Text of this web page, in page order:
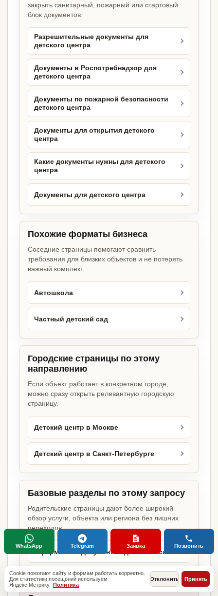
закрыть санитарный, пожарный или стартовый
блок документов.
Разрешительные документы для
детского центра
Документы в Роспотребнадзор для
детского центра
Документы по пожарной безопасности
детского центра
Документы для открытия детского
центра
Какие документы нужны для детского
центра
Документы для детского центра
Похожие форматы бизнеса
Соседние страницы помогают сравнить
требования для близких объектов и не потерять
важный комплект.
Автошкола
Частный детский сад
Городские страницы по этому
направлению
Если объект работает в конкретном городе,
можно сразу открыть релевантную городскую
страницу.
Детский центр в Москве
Детский центр в Санкт-Петербурге
Базовые разделы по этому запросу
Родительские страницы дают более широкий
обзор услуги, объекта или региона без лишних
переходов.
Оформление документов для бизнеса
Cookie помогают сайту и формам работать корректно.
Для статистики посещений используем
Яндекс.Метрику. Политика
Отклонить Принять
WhatsApp Telegram Заявка Позвонить